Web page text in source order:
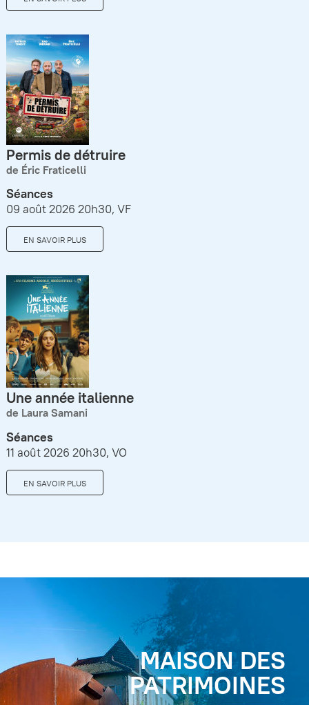
Permis de détruire
de Éric Fraticelli
Séances
09 août 2026 20h30, VF
EN SAVOIR PLUS
Une année italienne
de Laura Samani
Séances
11 août 2026 20h30, VO
EN SAVOIR PLUS
MAISON DES
PATRIMOINES